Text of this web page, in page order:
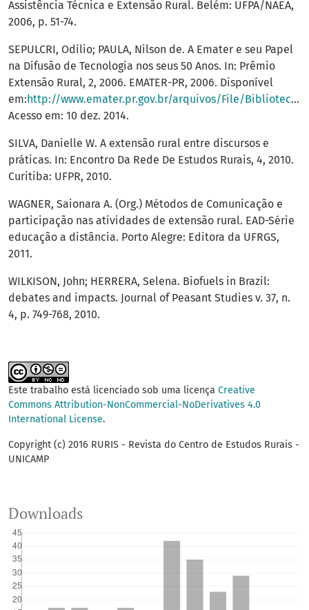
Assistência Técnica e Extensão Rural. Belém: UFPA/NAEA,
2006, p. 51-74.
SEPULCRI, Odílio; PAULA, Nilson de. A Emater e seu Papel
na Difusão de Tecnologia nos seus 50 Anos. In: Prêmio
Extensão Rural, 2, 2006. EMATER-PR, 2006. Disponível
em: http://www.emater.pr.gov.br/arquivos/File/Biblioteca_Virtual/Premio_Extensao_Rural/2_Premio_ER/02_A_Emater_papel_Dif_Tec.pdf
Acesso em: 10 dez. 2014.
SILVA, Danielle W. A extensão rural entre discursos e
práticas. In: Encontro Da Rede De Estudos Rurais, 4, 2010.
Curitiba: UFPR, 2010.
WAGNER, Saionara A. (Org.) Métodos de Comunicação e
participação nas atividades de extensão rural. EAD-Série
educação a distância. Porto Alegre: Editora da UFRGS,
2011.
WILKISON, John; HERRERA, Selena. Biofuels in Brazil:
debates and impacts. Journal of Peasant Studies v. 37, n.
4, p. 749-768, 2010.
Este trabalho está licenciado sob uma licença Creative
Commons Attribution-NonCommercial-NoDerivatives 4.0
International License.
Copyright (c) 2016 RURIS - Revista do Centro de Estudos Rurais -
UNICAMP
Downloads